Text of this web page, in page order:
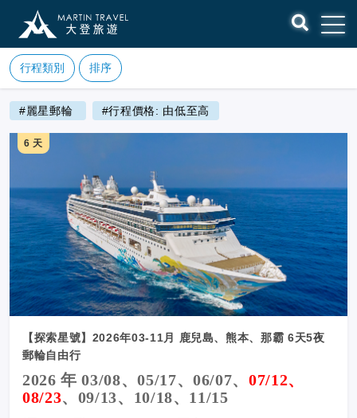
行程類別 排序
#麗星郵輪 #行程價格: 由低至高
6 天
【探索星號】2026年03-11月 鹿兒島、熊本、那霸 6天5夜
郵輪自由行
2026 年 03/08、05/17、06/07、 07/12、
08/23、09/13、10/18、11/15